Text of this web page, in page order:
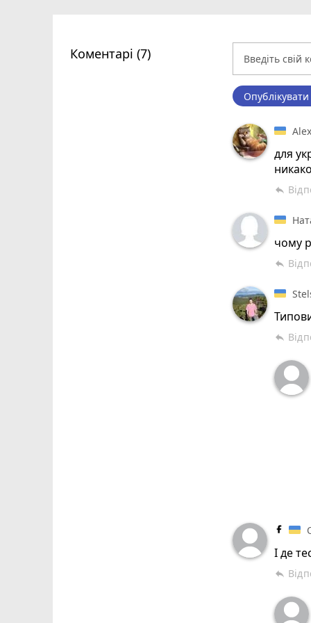
Коментарі (7)
для
reply
чому
reply
reply
І де
reply